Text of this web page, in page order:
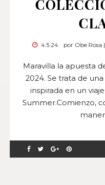
4.5.24 por Obe Rosa
Maravilla la apuesta
2024. Se trata de
inspirada en un
Summer.Comienzo,